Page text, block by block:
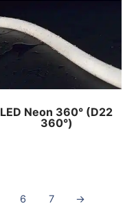
LED Neon 360° (D22
360°)
6 7 →